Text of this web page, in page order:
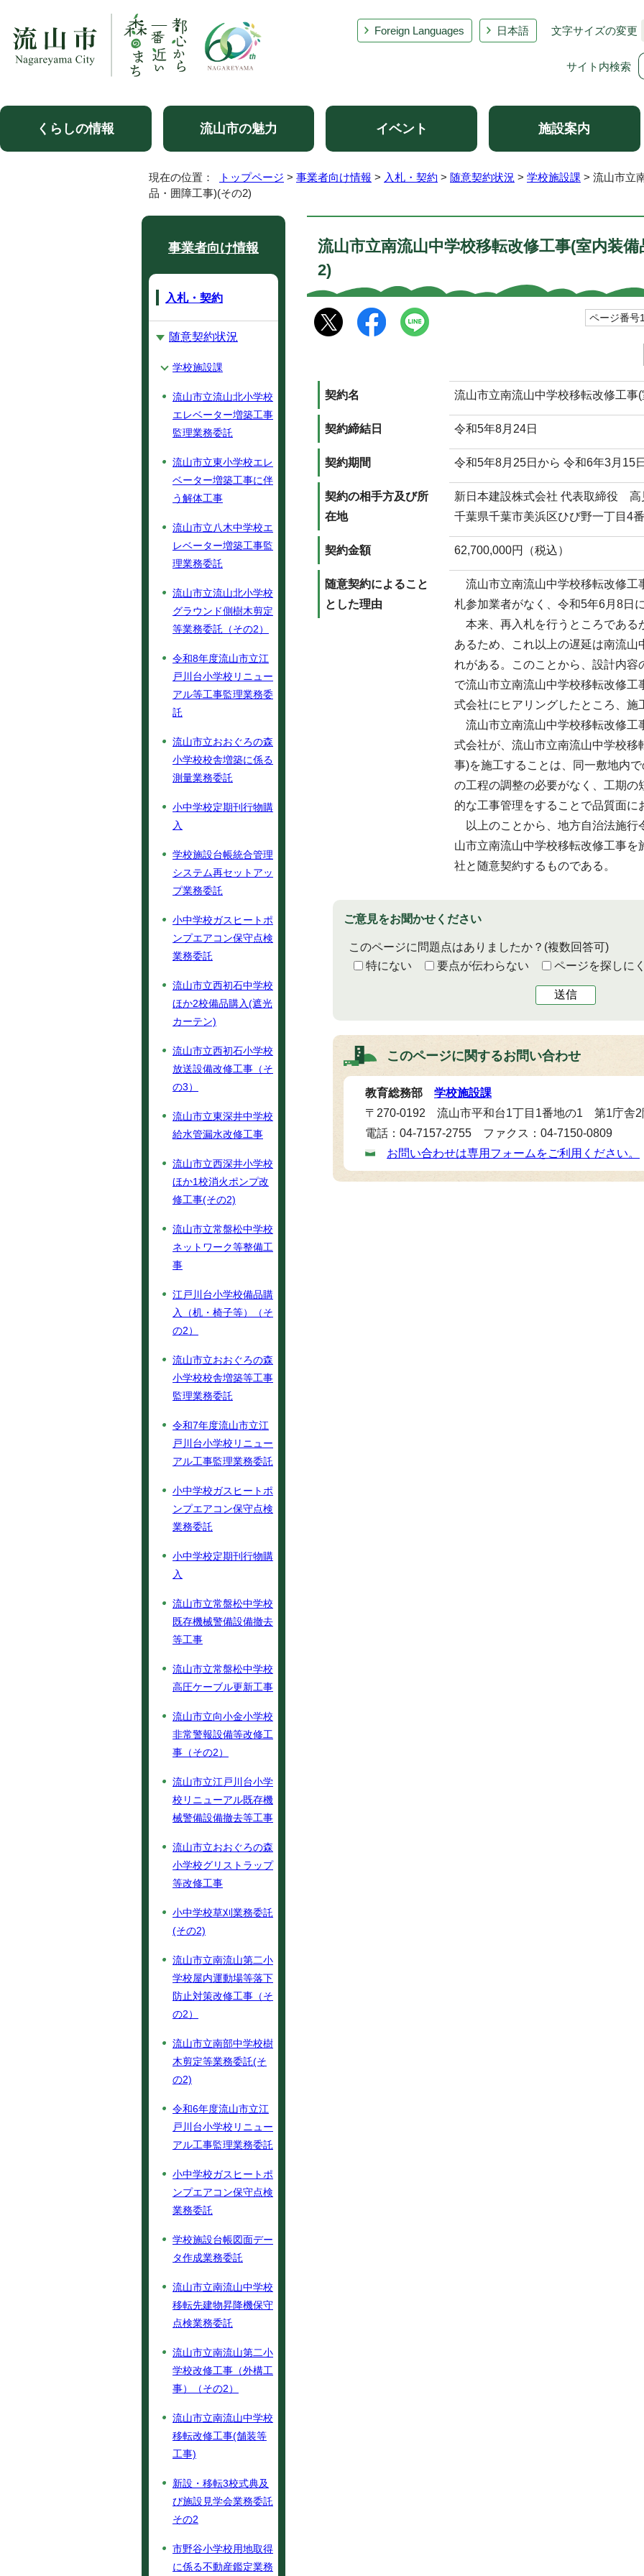
Foreign Languages 日本語 文字サイズの変更
サイト内検索
くらしの情報 流山市の魅力 イベント 施設案内
現在の位置： トップページ > 事業者向け情報 > 入札・契約 > 随意契約状況 > 学校施設課 > 流山市立
品・囲障工事)(その2)
流山市立南流山中学校移転改修工事(室内装
2)
ページ番号
契約名 流山市立南流山中学校移転改修工事
契約締結日 令和5年8月24日
契約期間 令和5年8月25日から 令和6年3月15
契約の相手方及び所
在地
新日本建設株式会社 代表取締役
千葉県千葉市美浜区ひび野一丁目4
契約金額 62,700,000円（税込）
随意契約によること
とした理由
流山市立南流山中学校移転改修工
札参加業者がなく、令和5年6月8日
本来、再入札を行うところである
あるため、これ以上の遅延は南流
れがある。このことから、設計内
で流山市立南流山中学校移転改修
式会社にヒアリングしたところ、施
流山市立南流山中学校移転改修工
式会社が、流山市立南流山中学校移
事)を施工することは、同一敷地内
の工程の調整の必要がなく、工期の
的な工事管理をすることで品質面
以上のことから、地方自治法施行
山市立南流山中学校移転改修工事
社と随意契約するものである。
ご意見をお聞かせください
このページに問題点はありましたか？ (複数回答可)
特にない
要点が伝わらない ページを探しに
送信
このページに関するお問い合わせ
教育総務部 学校施設課
〒270-0192 流山市平和台1丁目1番地の1 第1庁舎2
電話：04-7157-2755 ファクス：04-7150-0809
お問い合わせは専用フォームをご利用ください。
事業者向け情報
入札・契約
随意契約状況
学校施設課
流山市立流山北小学校
エレベーター増築工事
監理業務委託
流山市立東小学校エレ
ベーター増築工事に伴
う解体工事
流山市立八木中学校エ
レベーター増築工事監
理業務委託
流山市立流山北小学校
グラウンド側樹木剪定
等業務委託（その2）
令和8年度流山市立江
戸川台小学校リニュー
アル等工事監理業務委
託
流山市立おおぐろの森
小学校校舎増築に係る
測量業務委託
小中学校定期刊行物購
入
学校施設台帳統合管理
システム再セットアッ
プ業務委託
小中学校ガスヒートポ
ンプエアコン保守点検
業務委託
流山市立西初石中学校
ほか2校備品購入(遮光
カーテン)
流山市立西初石小学校
放送設備改修工事（そ
の3）
流山市立東深井中学校
給水管漏水改修工事
流山市立西深井小学校
ほか1校消火ポンプ改
修工事(その2)
流山市立常盤松中学校
ネットワーク等整備工
事
江戸川台小学校備品購
入（机・椅子等）（そ
の2）
流山市立おおぐろの森
小学校校舎増築等工事
監理業務委託
令和7年度流山市立江
戸川台小学校リニュー
アル工事監理業務委託
小中学校ガスヒートポ
ンプエアコン保守点検
業務委託
小中学校定期刊行物購
入
流山市立常盤松中学校
既存機械警備設備撤去
等工事
流山市立常盤松中学校
高圧ケーブル更新工事
流山市立向小金小学校
非常警報設備等改修工
事（その2）
流山市立江戸川台小学
校リニューアル既存機
械警備設備撤去等工事
流山市立おおぐろの森
小学校グリストラップ
等改修工事
小中学校草刈業務委託
(その2)
流山市立南流山第二小
学校屋内運動場等落下
防止対策改修工事（そ
の2）
流山市立南部中学校樹
木剪定等業務委託(そ
の2)
令和6年度流山市立江
戸川台小学校リニュー
アル工事監理業務委託
小中学校ガスヒートポ
ンプエアコン保守点検
業務委託
学校施設台帳図面デー
タ作成業務委託
流山市立南流山中学校
移転先建物昇降機保守
点検業務委託
流山市立南流山第二小
学校改修工事（外構工
事）（その2）
流山市立南流山中学校
移転改修工事(舗装等
工事)
新設・移転3校式典及
び施設見学会業務委託
その2
市野谷小学校用地取得
に係る不動産鑑定業務